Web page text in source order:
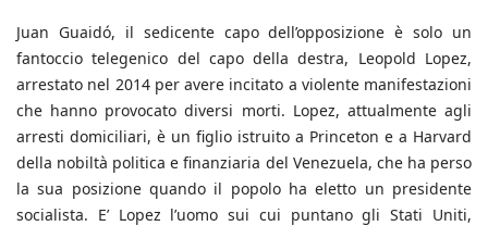
Juan Guaidó, il sedicente capo dell’opposizione è solo un
fantoccio telegenico del capo della destra, Leopold Lopez,
arrestato nel 2014 per avere incitato a violente manifestazioni
che hanno provocato diversi morti. Lopez, attualmente agli
arresti domiciliari, è un figlio istruito a Princeton e a Harvard
della nobiltà politica e finanziaria del Venezuela, che ha perso
la sua posizione quando il popolo ha eletto un presidente
socialista. E’ Lopez l’uomo sui cui puntano gli Stati Uniti,